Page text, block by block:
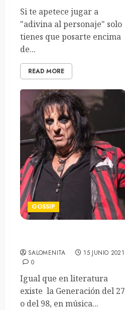
Si te apetece jugar a
"adivina al personaje" solo
tienes que posarte encima
de...
READ MORE
GOSSIP
SALOMENITA
15 JUNIO 2021
0
Igual que en literatura
existe la Generación del 27
o del 98, en música...